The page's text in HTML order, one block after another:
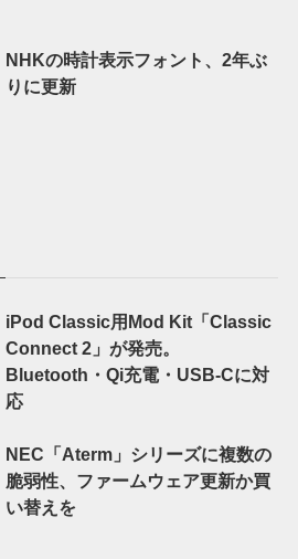
NHKの時計表示フォント、2年ぶ
りに更新
iPod Classic用Mod Kit「Classic
Connect 2」が発売。
Bluetooth・Qi充電・USB-Cに対
応
NEC「Aterm」シリーズに複数の
脆弱性、ファームウェア更新か買
い替えを